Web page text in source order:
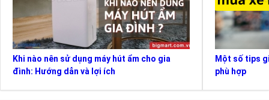
Khi nào nên sử dụng máy hút ẩm cho gia
đình: Hướng dẫn và lợi ích
Một số tips
phù hợp